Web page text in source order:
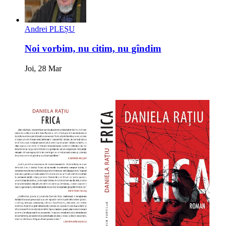
Andrei PLEȘU
Noi vorbim, nu citim, nu gîndim
Joi, 28 Mar